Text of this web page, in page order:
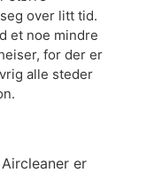
over litt tid.
et noe mindre
for der er
alle steder
er